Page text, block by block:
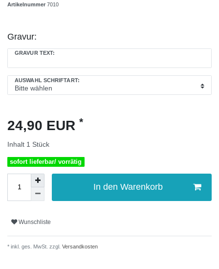
Artikelnummer 7010
Gravur:
GRAVUR TEXT:
AUSWAHL SCHRIFTART:
24,90 EUR *
Inhalt 1 Stück
sofort lieferbar/ vorrätig
In den Warenkorb
Wunschliste
* inkl. ges. MwSt. zzgl. Versandkosten